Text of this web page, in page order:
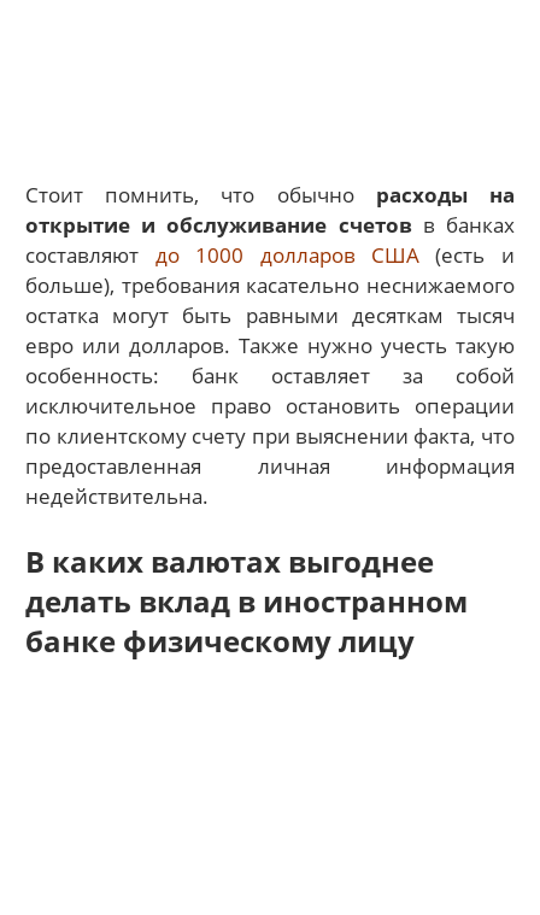
Стоит помнить, что обычно расходы на
открытие и обслуживание счетовв банках
составляют до 1000 долларов США(есть и
больше), требования касательно неснижаемого
остатка могут быть равными десяткам тысяч
евро или долларов. Также нужно учесть такую
особенность: банк оставляет за собой
исключительное право остановить операции
по клиентскому счету при выяснении факта, что
предоставленная личная информация
недействительна.
В каких валютах выгоднее
делать вклад в иностранном
банке физическому лицу